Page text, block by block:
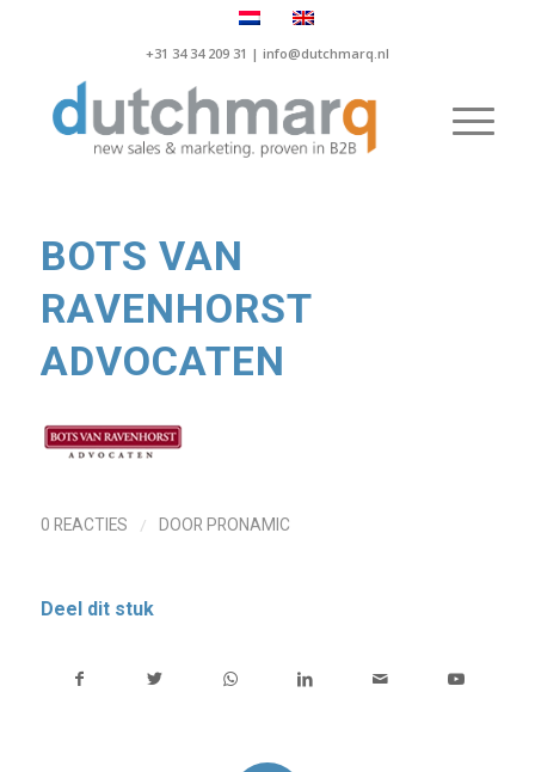
+31 34 34 209 31 | info@dutchmarq.nl
BOTS VAN
RAVENHORST
ADVOCATEN
0 REACTIES / DOOR PRONAMIC
Deel dit stuk